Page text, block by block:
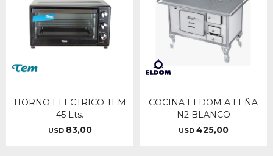
HORNO ELECTRICO TEM
45 Lts.
USD 83,00
COCINA ELDOM A LEÑA
N2 BLANCO
USD 425,00